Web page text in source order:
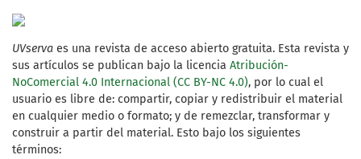
UVserva es una revista de acceso abierto gratuita. Esta revista y
sus artículos se publican bajo la licencia Atribución-
NoComercial 4.0 Internacional (CC BY-NC 4.0), por lo cual el
usuario es libre de: compartir, copiar y redistribuir el material
en cualquier medio o formato; y de remezclar, transformar y
construir a partir del material. Esto bajo los siguientes
términos: